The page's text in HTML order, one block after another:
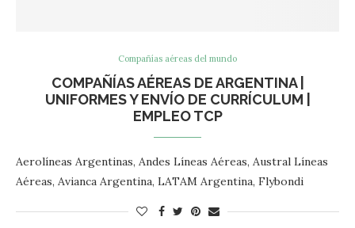
Compañías aéreas del mundo
COMPAÑÍAS AÉREAS DE ARGENTINA |
UNIFORMES Y ENVÍO DE CURRÍCULUM |
EMPLEO TCP
Aerolíneas Argentinas, Andes Líneas Aéreas, Austral Líneas
Aéreas, Avianca Argentina, LATAM Argentina, Flybondi